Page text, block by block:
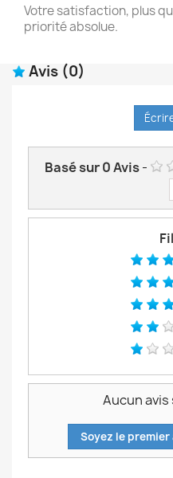
Votre satisfaction, plus
priorité absolue.
Avis (0)
Basé sur0Avis-
Aucun
Soyez le